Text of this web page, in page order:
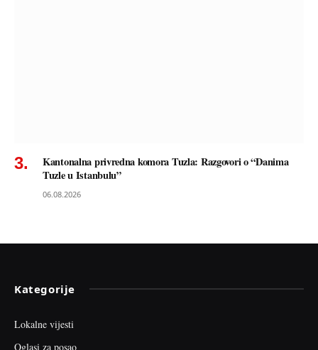
Kantonalna privredna komora Tuzla: Razgovori o “Danima
Tuzle u Istanbulu”
06.08.2026
Kategorije
Lokalne vijesti
Oglasi za posao